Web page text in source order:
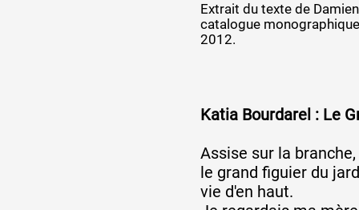
Extrait du texte de
catalogue
2012.
Katia Bourdarel : Le
Assise sur la
le grand figuier du
vie d'en haut.